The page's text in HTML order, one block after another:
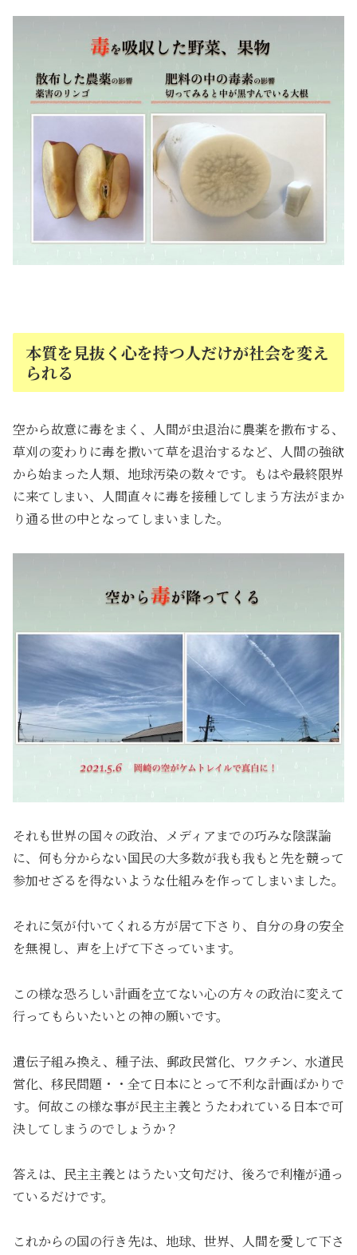
本質を見抜く心を持つ人だけが社会を変え
られる
空から故意に毒をまく、人間が虫退治に農薬を撒布する、
草刈の変わりに毒を撒いて草を退治するなど、人間の強欲
から始まった人類、地球汚染の数々です。もはや最終限界
に来てしまい、人間直々に毒を接種してしまう方法がまか
り通る世の中となってしまいました。
それも世界の国々の政治、メディアまでの巧みな陰謀論
に、何も分からない国民の大多数が我も我もと先を競って
参加せざるを得ないような仕組みを作ってしまいました。
それに気が付いてくれる方が居て下さり、自分の身の安全
を無視し、声を上げて下さっています。
この様な恐ろしい計画を立てない心の方々の政治に変えて
行ってもらいたいとの神の願いです。
遺伝子組み換え、種子法、郵政民営化、ワクチン、水道民
営化、移民問題・・全て日本にとって不利な計画ばかりで
す。何故この様な事が民主主義とうたわれている日本で可
決してしまうのでしょうか？
答えは、民主主義とはうたい文句だけ、後ろで利権が通っ
ているだけです。
これからの国の行き先は、地球、世界、人間を愛して下さ